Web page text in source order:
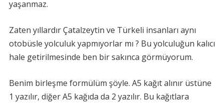
yaşanmaz.
Zaten yıllardır Çatalzeytin ve Türkeli insanları aynı
otobüsle yolculuk yapmıyorlar mı ? Bu yolculuğun kalıcı
hale getirilmesinde ben bir sakınca görmüyorum.
Benim birleşme formülüm şöyle. A5 kağıt alınır üstüne
1 yazılır, diğer A5 kağıda da 2 yazılır. Bu kağıtlara